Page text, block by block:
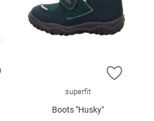
ZUR WUNSCHLISTE HINZUFÜGEN
ZUR
superfit
Boots "Husky"